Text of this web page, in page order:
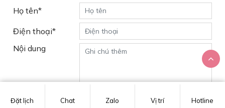
Họ tên*
Điện thoại*
Nội dung
Đặt lịch Chat Zalo Vị trí Hotline